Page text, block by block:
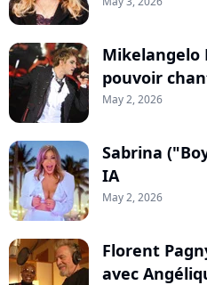
Mikelangelo
pouvoir
May 2, 2026
Sabrina
IA
May 2, 2026
Florent
avec